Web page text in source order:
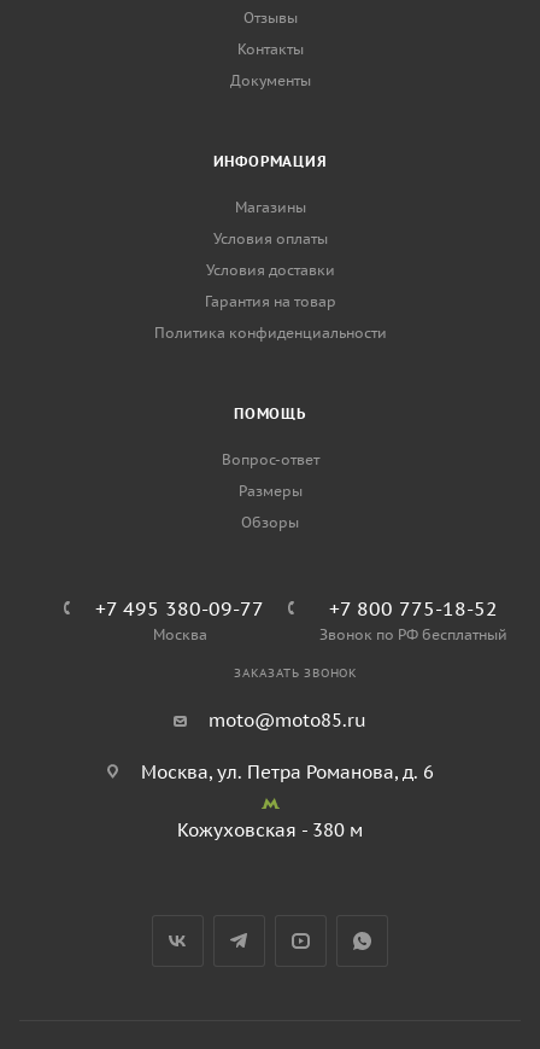
Отзывы
Контакты
Документы
ИНФОРМАЦИЯ
Магазины
Условия оплаты
Условия доставки
Гарантия на товар
Политика конфиденциальности
ПОМОЩЬ
Вопрос-ответ
Размеры
Обзоры
+7 495 380-09-77
Москва
+7 800 775-18-52
Звонок по РФ бесплатный
ЗАКАЗАТЬ ЗВОНОК
moto@moto85.ru
Москва, ул. Петра Романова, д. 6
Кожуховская - 380 м